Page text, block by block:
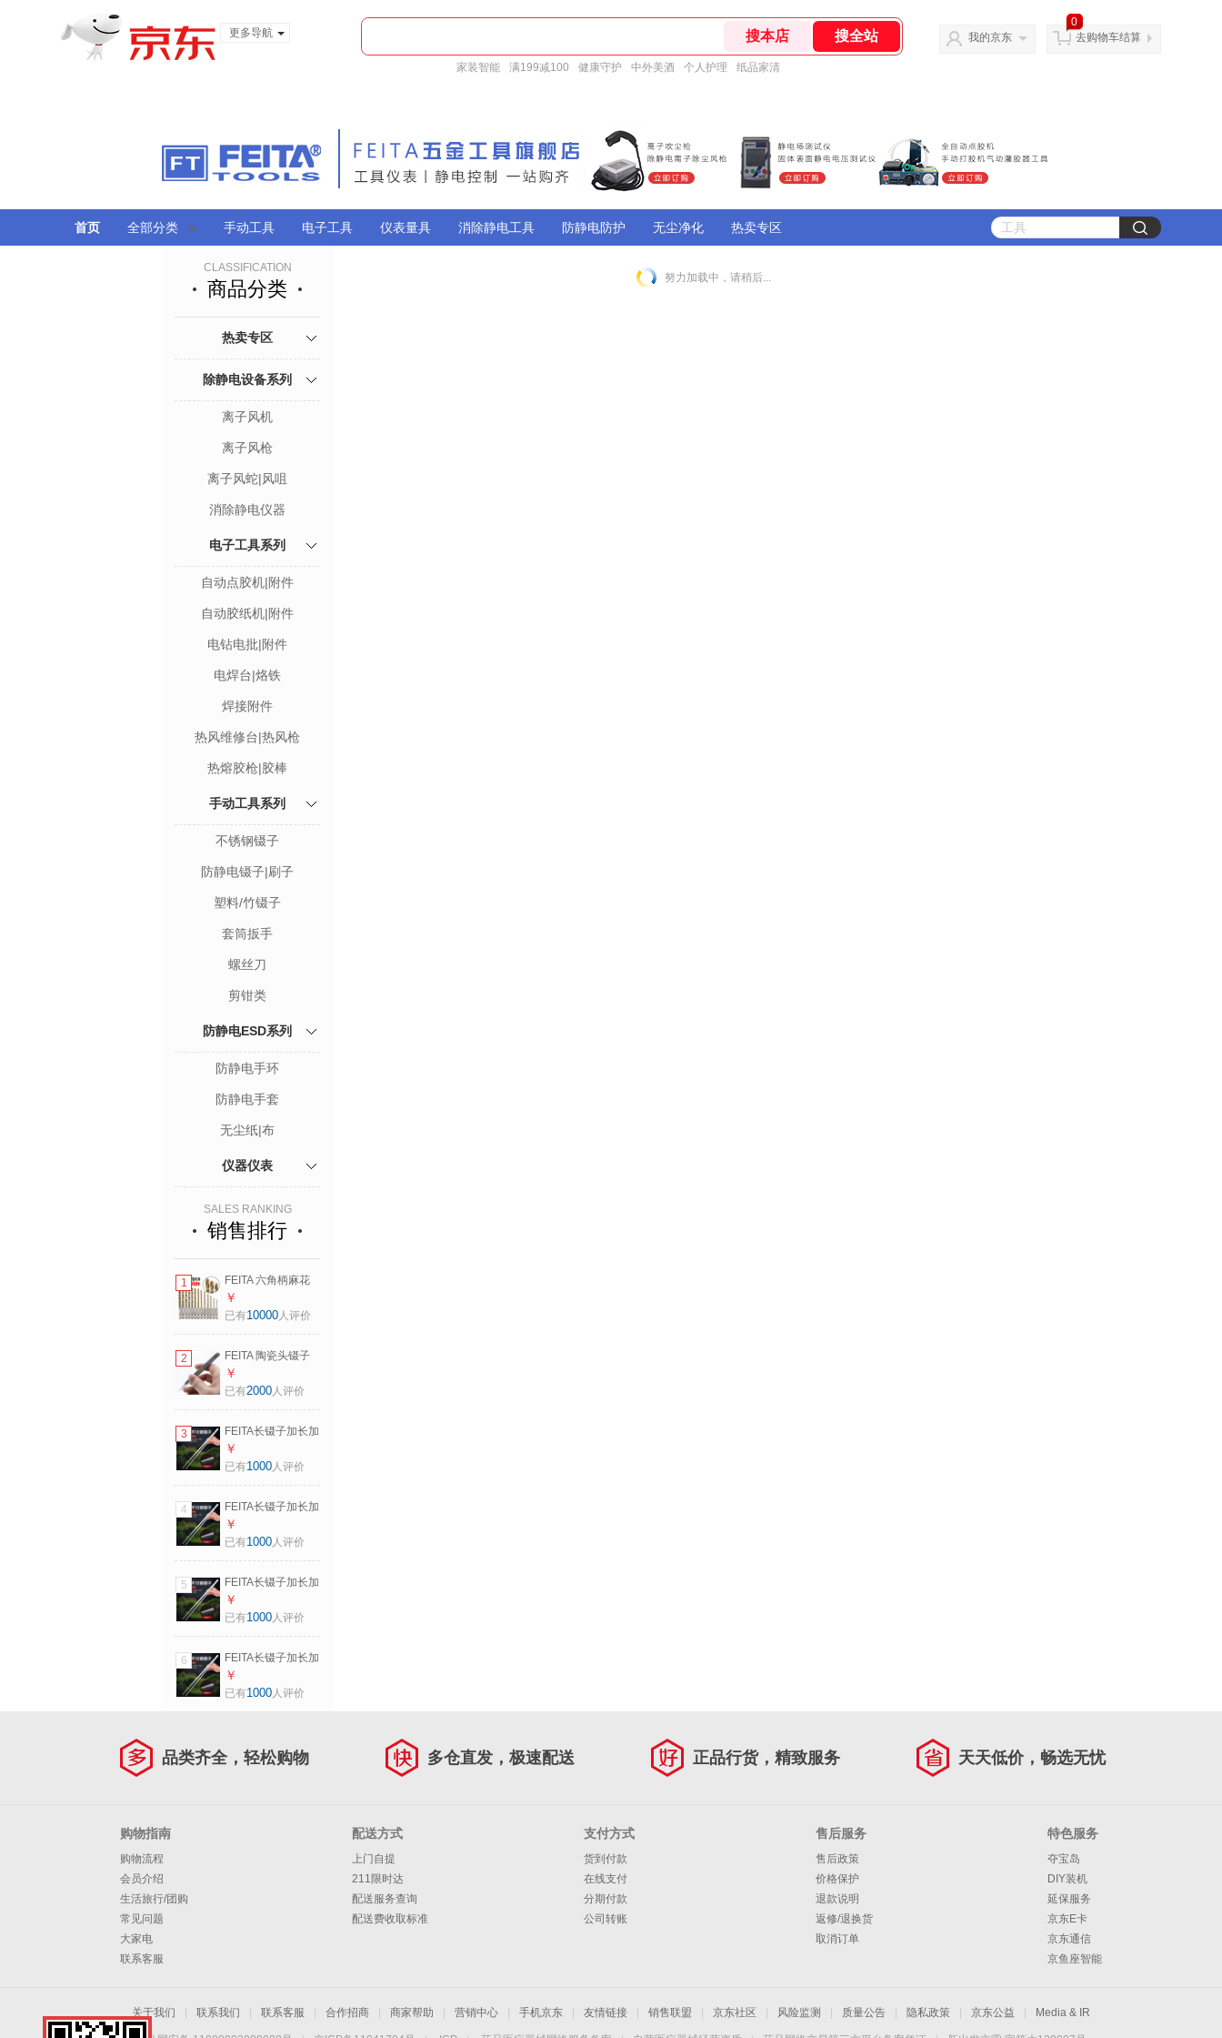
更多导航
家装智能 满199减100 健康守护 中外美酒 个人护理 纸品家清
我的京东
0
去购物车结算
首页 全部分类 手动工具 电子工具 仪表量具 消除静电工具 防静电防护 无尘净化 热卖专区
CLASSIFICATION
商品分类
热卖专区
除静电设备系列
离子风机
离子风枪
离子风蛇|风咀
消除静电仪器
电子工具系列
自动点胶机|附件
自动胶纸机|附件
电钻电批|附件
电焊台|烙铁
焊接附件
热风维修台|热风枪
热熔胶枪|胶棒
手动工具系列
不锈钢镊子
防静电镊子|刷子
塑料/竹镊子
套筒扳手
螺丝刀
剪钳类
防静电ESD系列
防静电手环
防静电手套
无尘纸|布
仪器仪表
SALES RANKING
销售排行
1
FEITA 六角柄麻花
钻头套装充电钻高
速钢扩孔钻1.5-
13件套
￥
已有10000人评价
2
FEITA 陶瓷头镊子
防静电耐高温1800
度高精密圆尖头折
尖头
￥
已有2000人评价
3
FEITA长镊子加长加
厚超大号带齿水草
镊子直尖头弯头不
（304钢特厚款）
￥
已有1000人评价
4
FEITA长镊子加长加
厚超大号带齿水草
镊子直尖头弯头不
钢加厚款）
￥
已有1000人评价
5
FEITA长镊子加长加
厚超大号带齿水草
镊子直尖头弯头不
（304钢特厚款）
￥
已有1000人评价
6
FEITA长镊子加长加
厚超大号带齿水草
镊子直尖头弯头不
￥
已有1000人评价
努力加载中，请稍后...
品类齐全，轻松购物 多仓直发，极速配送 正品行货，精致服务 天天低价，畅选无忧
购物指南
购物流程
会员介绍
生活旅行/团购
常见问题
大家电
联系客服
配送方式
上门自提
211限时达
配送服务查询
配送费收取标准
支付方式
货到付款
在线支付
分期付款
公司转账
售后服务
售后政策
价格保护
退款说明
返修/退换货
取消订单
特色服务
夺宝岛
DIY装机
延保服务
京东E卡
京东通信
京鱼座智能
关于我们 联系我们 联系客服 合作招商 商家帮助 营销中心 手机京东 友情链接 销售联盟 京东社区 风险监测 质量公告 隐私政策 京东公益 Media & IR